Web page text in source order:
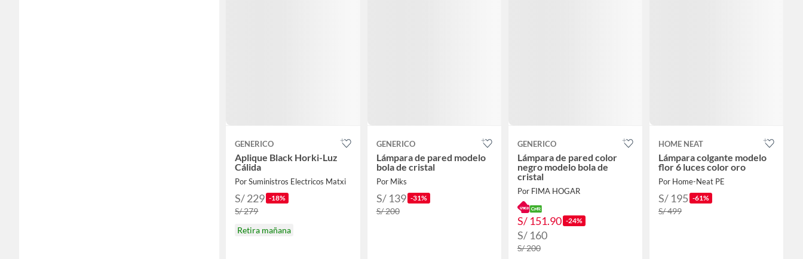
GENERICO
Aplique Black Horki-Luz
Cálida
Por Suministros Electricos Matxi
S/ 229 -18%
S/ 279
Retira mañana
GENERICO
Lámpara de pared modelo
bola de cristal
Por Miks
S/ 139 -31%
S/ 200
GENERICO
Lámpara de pared color
negro modelo bola de
cristal
Por FIMA HOGAR
S/ 151.90 -24%
S/ 160
S/ 200
HOME NEAT
Lámpara colgante modelo
flor 6 luces color oro
Por Home-Neat PE
S/ 195 -61%
S/ 499